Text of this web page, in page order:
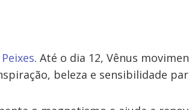
Peixes. Até o dia 12, Vênus
beleza e sensibilidade